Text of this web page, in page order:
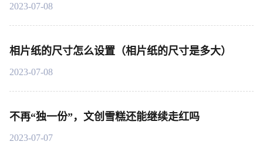
2023-07-08
相片纸的尺寸怎么设置（相片纸的尺寸是多大）
2023-07-08
不再“独一份”，文创雪糕还能继续走红吗
2023-07-07